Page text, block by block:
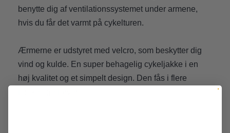
benytte dig af ventilationssystemet under armene,
hvis du får det varmt på cykelturen.
Ærmerne er udstyret med velcro, som beskytter dig
vind og kulde. En super behagelig cykeljakke i en
høj kvalitet og et simpelt design. Den fås i flere